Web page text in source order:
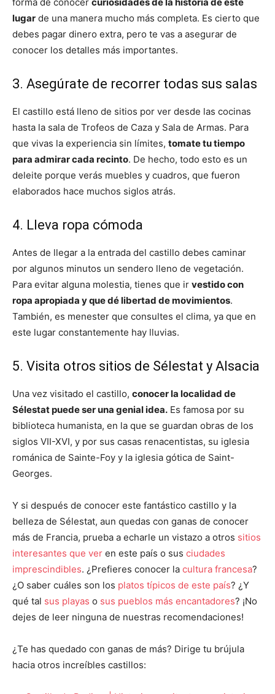
forma de conocer curiosidades de la historia de este
lugar de una manera mucho más completa. Es cierto que
debes pagar dinero extra, pero te vas a asegurar de
conocer los detalles más importantes.
3. Asegúrate de recorrer todas sus salas
El castillo está lleno de sitios por ver desde las cocinas
hasta la sala de Trofeos de Caza y Sala de Armas. Para
que vivas la experiencia sin límites, tomate tu tiempo
para admirar cada recinto. De hecho, todo esto es un
deleite porque verás muebles y cuadros, que fueron
elaborados hace muchos siglos atrás.
4. Lleva ropa cómoda
Antes de llegar a la entrada del castillo debes caminar
por algunos minutos un sendero lleno de vegetación.
Para evitar alguna molestia, tienes que ir vestido con
ropa apropiada y que dé libertad de movimientos.
También, es menester que consultes el clima, ya que en
este lugar constantemente hay lluvias.
5. Visita otros sitios de Sélestat y Alsacia
Una vez visitado el castillo, conocer la localidad de
Sélestat puede ser una genial idea. Es famosa por su
biblioteca humanista, en la que se guardan obras de los
siglos VII-XVI, y por sus casas renacentistas, su iglesia
románica de Sainte-Foy y la iglesia gótica de Saint-
Georges.
Y si después de conocer este fantástico castillo y la
belleza de Sélestat, aun quedas con ganas de conocer
más de Francia, prueba a echarle un vistazo a otros sitios
interesantes que ver en este país o sus ciudades
imprescindibles. ¿Prefieres conocer la cultura francesa?
¿O saber cuáles son los platos típicos de este país? ¿Y
qué tal sus playas o sus pueblos más encantadores? ¡No
dejes de leer ninguna de nuestras recomendaciones!
¿Te has quedado con ganas de más? Dirige tu brújula
hacia otros increíbles castillos: